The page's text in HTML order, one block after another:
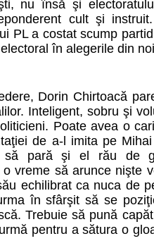
nu însă şi
cult şi
PL a costat scump
în alegerile din
Dorin Chirtoacă
Inteligent, sobru şi
Poate avea o
de a-l imita pe
să pară şi el rău de
vreme să arunce nişte
echilibrat ca nuca de
în sfârşit să se
Trebuie să pună
pentru a sătura o